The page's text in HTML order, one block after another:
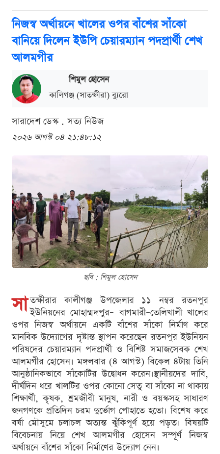
নিজস্ব অর্থায়নে খালের ওপর বাঁশের সাঁকো
বানিয়ে দিলেন ইউপি চেয়ারম্যান পদপ্রার্থী শেখ
আলমগীর
শিমুল হোসেন
কালিগঞ্জ (সাতক্ষীরা) ব্যুরো
সারাদেশ ডেস্ক . সত্য নিউজ
২০২৬ আগস্ট ০৪ ২১:৪৮:১২
ছবি : শিমুল হোসেন
সা তক্ষীরার কালীগঞ্জ উপজেলার ১১ নম্বর রতনপুর
ইউনিয়নের মোহাম্মদপুর– বাগমারী–তেলিখালী খালের
ওপর নিজস্ব অর্থায়নে একটি বাঁশের সাঁকো নির্মাণ করে
মানবিক উদ্যোগের দৃষ্টান্ত স্থাপন করেছেন রতনপুর ইউনিয়ন
পরিষদের চেয়ারম্যান পদপ্রার্থী ও বিশিষ্ট সমাজসেবক শেখ
আলমগীর হোসেন। মঙ্গলবার (৪ আগস্ট) বিকেল ৪টায় তিনি
আনুষ্ঠানিকভাবে সাঁকোটির উদ্বোধন করেন।স্থানীয়দের দাবি,
দীর্ঘদিন ধরে খালটির ওপর কোনো সেতু বা সাঁকো না থাকায়
শিক্ষার্থী, কৃষক, শ্রমজীবী মানুষ, নারী ও বয়স্কসহ সাধারণ
জনগণকে প্রতিদিন চরম দুর্ভোগ পোহাতে হতো। বিশেষ করে
বর্ষা মৌসুমে চলাচল অত্যন্ত ঝুঁকিপূর্ণ হয়ে পড়ত। বিষয়টি
বিবেচনায় নিয়ে শেখ আলমগীর হোসেন সম্পূর্ণ নিজস্ব
অর্থায়নে বাঁশের সাঁকো নির্মাণের উদ্যোগ নেন।